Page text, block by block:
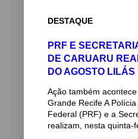
DESTAQUE
PRF E
DE CARUARU
DO AGOSTO LILÁS
Ação também
Grande Recife A
Federal (PRF) e a
realizam, nesta quinta-